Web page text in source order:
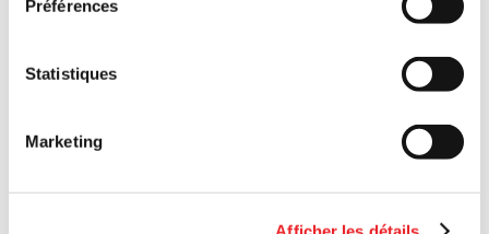
Préférences
Statistiques
Marketing
Growing